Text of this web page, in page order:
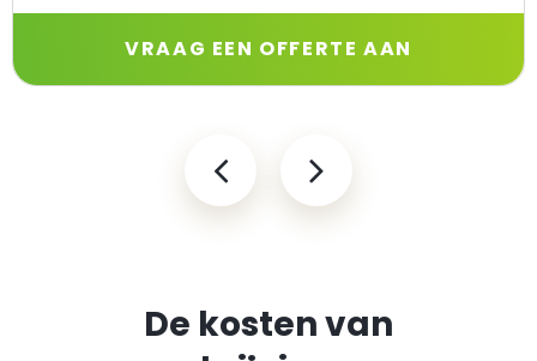
VRAAG EEN OFFERTE AAN
De kosten van